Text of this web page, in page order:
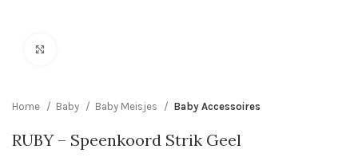
Home Baby Baby Meisjes Baby Accessoires
RUBY – Speenkoord Strik Geel